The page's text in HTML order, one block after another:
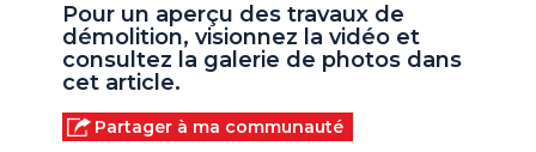
Pour un aperçu des travaux de
démolition, visionnez la vidéo et
consultez la galerie de photos dans
cet article.
Partager à ma communauté